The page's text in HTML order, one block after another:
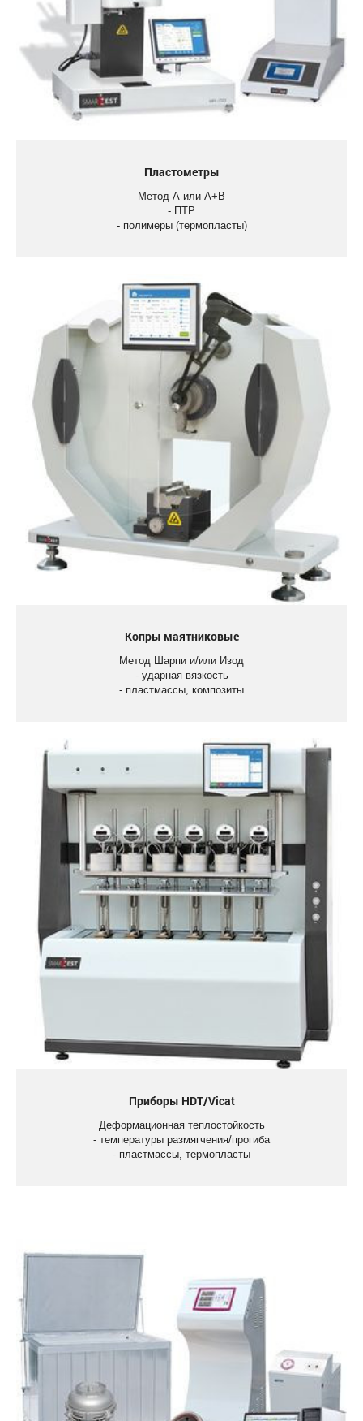
Пластометры
Метод А или А+В
- ПТР
- полимеры (термопласты)
Копры маятниковые
Метод Шарпи и/или Изод
- ударная вязкость
- пластмассы, композиты
Приборы HDT/Vicat
Деформационная теплостойкость
- температуры размягчения/прогиба
- пластмассы, термопласты